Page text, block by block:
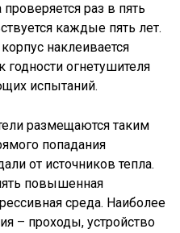
раз в пять
каждые пять лет.
наклеивается
годности огнетушителя
испытаний.
размещаются таким
попадания
от источников тепла.
повышенная
среда. Наиболее
– проходы, устройство